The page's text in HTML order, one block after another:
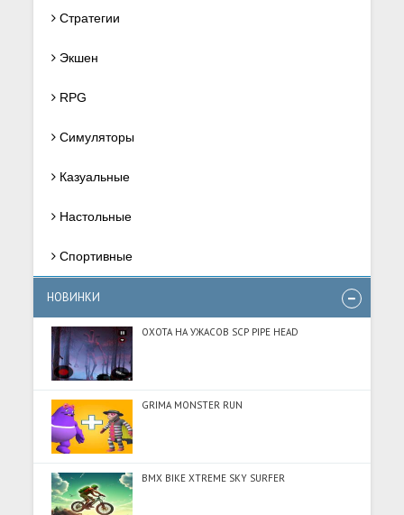
Стратегии
Экшен
RPG
Симуляторы
Казуальные
Настольные
Спортивные
НОВИНКИ
ОХОТА НА УЖАСОВ SCP PIPE HEAD
GRIMA MONSTER RUN
BMX BIKE XTREME SKY SURFER